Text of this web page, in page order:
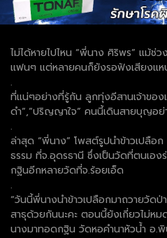
ไม่ได้หายไปไหน “พี่นาง ศิริพร” แม้ช่
แฟนๆ แต่หลายคนก็ยังรอฟังเสียงแ
.
ที่แน่ๆอย่างที่รู้กัน ลูกทุ่งอีสานเจ้าขอ
ดำ”,”ปริญญาใจ” คนนี้เดินสายบุญอย่
.
ล่าสุด “พี่นาง” โพสต์รูปนำข้าวเปลือ
ธรรม ที่จ.อุดรธานี ซึ่งเป็นวัดที่ตนเอ
กฐินอีกหลายวัดที่จ.ร้อยเอ็ด
.
“วันนี้พี่นางนำข้าวเปลือกมาถวายวัด
สาธุด้วยกันนะคะ ตอนนี้ยังเกี่ยวไม่หม
นางมาทอดกฐิน วัดหอคำนาหัวน้ำ อ.